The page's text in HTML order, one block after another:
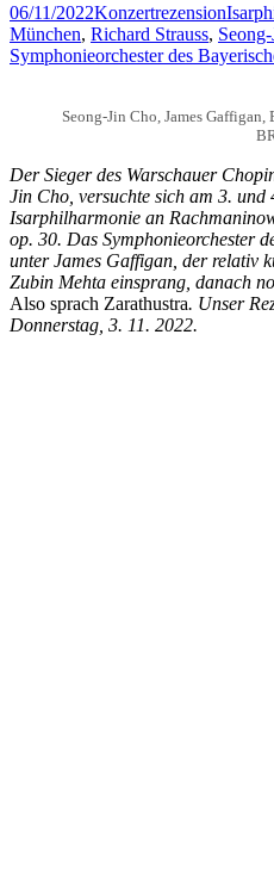
06/11/2022Konzertrezension
München, Richard Strauss,
Symphonieorchester des
Seong-Jin Cho, James
Der Sieger des Warschauer
Jin Cho, versuchte sich am 3.
Isarphilharmonie an
op. 30. Das Symphonieorchester
unter James Gaffigan, der relativ
Zubin Mehta einsprang, danach
Also sprach Zarathustra. Unser
Donnerstag, 3. 11. 2022.